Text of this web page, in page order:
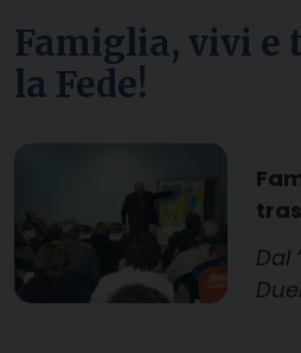
Famiglia, vivi e
la Fede!
Dal